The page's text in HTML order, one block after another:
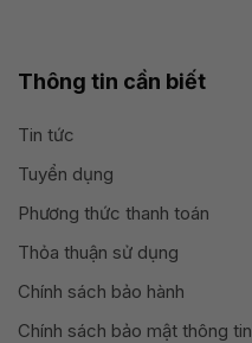
Thông tin cần biết
Tin tức
Tuyển dụng
Phương thức thanh toán
Thỏa thuận sử dụng
Chính sách bảo hành
Chính sách bảo mật thông tin